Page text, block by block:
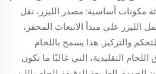
مكونات أساسية: مصدر الليزر، نقل
الليزر على مبدأ الانبعاث المحفز،
والتركيز. هذا يسمح باللحام
التقليدية، التي غالبًا ما تكون